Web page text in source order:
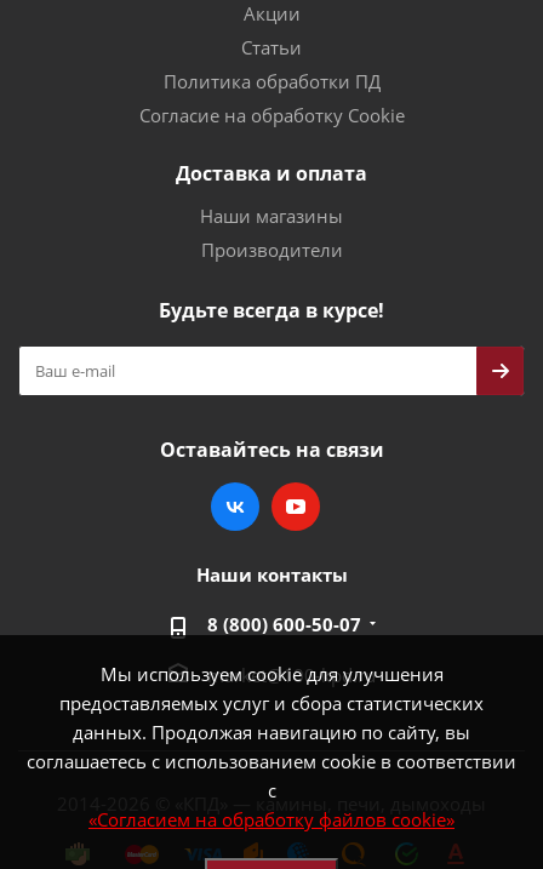
Мы используем cookie для улучшения
предоставляемых услуг и сбора статистических
данных. Продолжая навигацию по сайту, вы
соглашаетесь с использованием cookie в соответствии
с
«Согласием на обработку файлов cookie»
Акции
Статьи
Политика обработки ПД
Согласие на обработку Cookie
Доставка и оплата
Наши магазины
Производители
Будьте всегда в курсе!
Оставайтесь на связи
Наши контакты
8 (800) 600-50-07
market@100-kpd.ru
2014-2026 © «КПД» — камины, печи, дымоходы